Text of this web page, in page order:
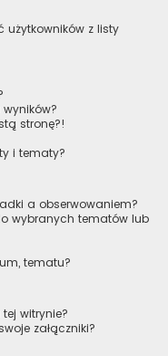
z listy
stronę?!
i tematy?
a obserwowaniem?
wybranych tematów lub
tematu?
witrynie?
załączniki?